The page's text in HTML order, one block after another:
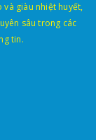
và giàu nhiệt huyết,
sâu trong các
tin.